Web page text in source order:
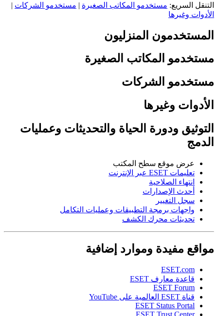
التنقل السريع: مستخدمو المكاتب الصغيرة | مستخدمو الشركات |
الأدوات وغيرها
المستخدمون المنزليون
مستخدمو المكاتب الصغيرة
مستخدمو الشركات
الأدوات وغيرها
التوثيق ودورة الحياة والتحديثات وعمليات
الدمج
عرض موقع سطح المكتب
تعليمات ESET عبر الإنترنت
انتهاء الصلاحية
أحدث الإصدارات
سجل التغيير
واجهات برمجة التطبيقات وعمليات التكامل
تحديثات محرك الكشف
مواقع مفيدة وموارد إضافية
ESET.com
قاعدة معارف ESET
ESET Forum
قناة ESET العالمية على YouTube
ESET Status Portal
ESET Trust Center